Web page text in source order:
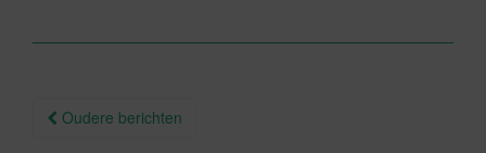
Berichtnavigatie
Oudere berichten